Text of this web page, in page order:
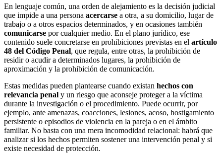
En lenguaje común, una orden de alejamiento es la decisión judicial
que impide a una persona acercarse a otra, a su domicilio, lugar de
trabajo o a otros espacios determinados, y en ocasiones también
comunicarse por cualquier medio. En el plano jurídico, ese
contenido suele concretarse en prohibiciones previstas en el artículo
48 del Código Penal, que regula, entre otras, la prohibición de
residir o acudir a determinados lugares, la prohibición de
aproximación y la prohibición de comunicación.
Estas medidas pueden plantearse cuando existan hechos con
relevancia penal y un riesgo que aconseje proteger a la víctima
durante la investigación o el procedimiento. Puede ocurrir, por
ejemplo, ante amenazas, coacciones, lesiones, acoso, hostigamiento
persistente o episodios de violencia en la pareja o en el ámbito
familiar. No basta con una mera incomodidad relacional: habrá que
analizar si los hechos permiten sostener una intervención penal y si
existe necesidad de protección.